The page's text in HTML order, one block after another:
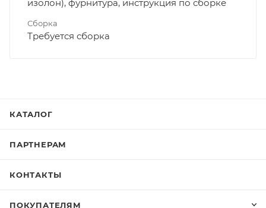
изолон), фурнитура, инструкция по сборке
Сборка
Требуется сборка
КАТАЛОГ
ПАРТНЕРАМ
КОНТАКТЫ
ПОКУПАТЕЛЯМ